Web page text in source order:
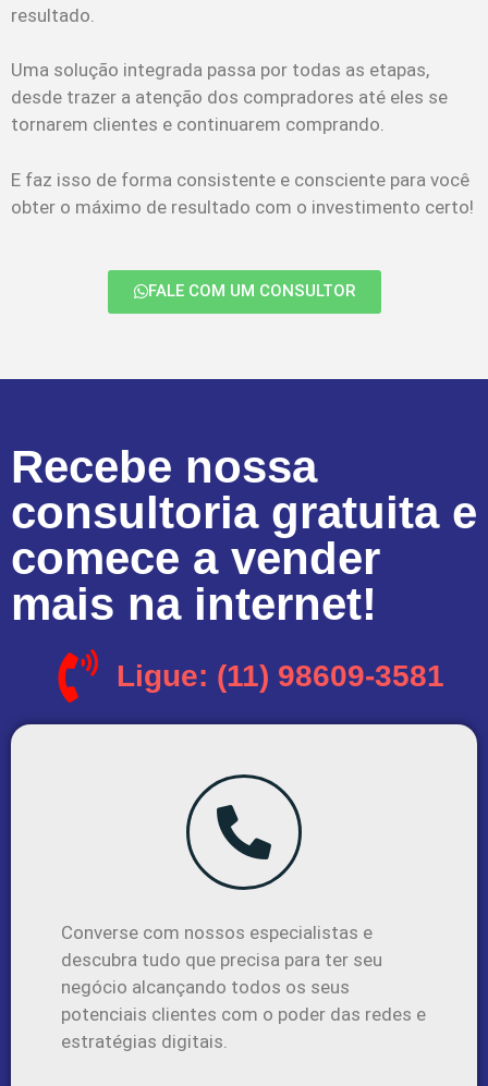
resultado.
Uma solução integrada passa por todas as etapas,
desde trazer a atenção dos compradores até eles se
tornarem clientes e continuarem comprando.
E faz isso de forma consistente e consciente para você
obter o máximo de resultado com o investimento certo!
FALE COM UM CONSULTOR
Recebe nossa
consultoria gratuita e
comece a vender
mais na internet!
Ligue: (11) 98609-3581
Converse com nossos especialistas e
descubra tudo que precisa para ter seu
negócio alcançando todos os seus
potenciais clientes com o poder das redes e
estratégias digitais.